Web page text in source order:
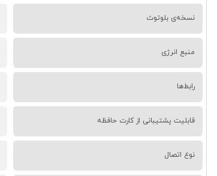
نسخه‌ی بلوتوث
منبع انرژی
رابط‌ها
قابلیت پشتیبانی از کارت حافظه
نوع اتصال